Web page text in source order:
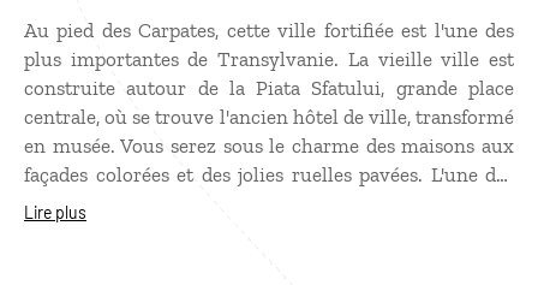
Au pied des Carpates, cette ville fortifiée est l'une des
plus importantes de Transylvanie. La vieille ville est
construite autour de la Piata Sfatului, grande place
centrale, où se trouve l'ancien hôtel de ville, transformé
en musée. Vous serez sous le charme des maisons aux
façades colorées et des jolies ruelles pavées. L'une des
plus populaires est la Strada Republicii, grande rue
Lire plus